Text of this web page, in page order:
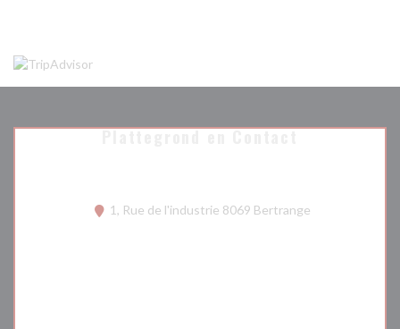
Plattegrond en Contact
1, Rue de l'industrie 8069 Bertrange